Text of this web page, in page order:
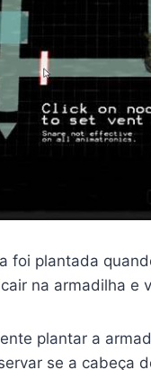
foi plantada
na armadilha
plantar a
se a cabeça